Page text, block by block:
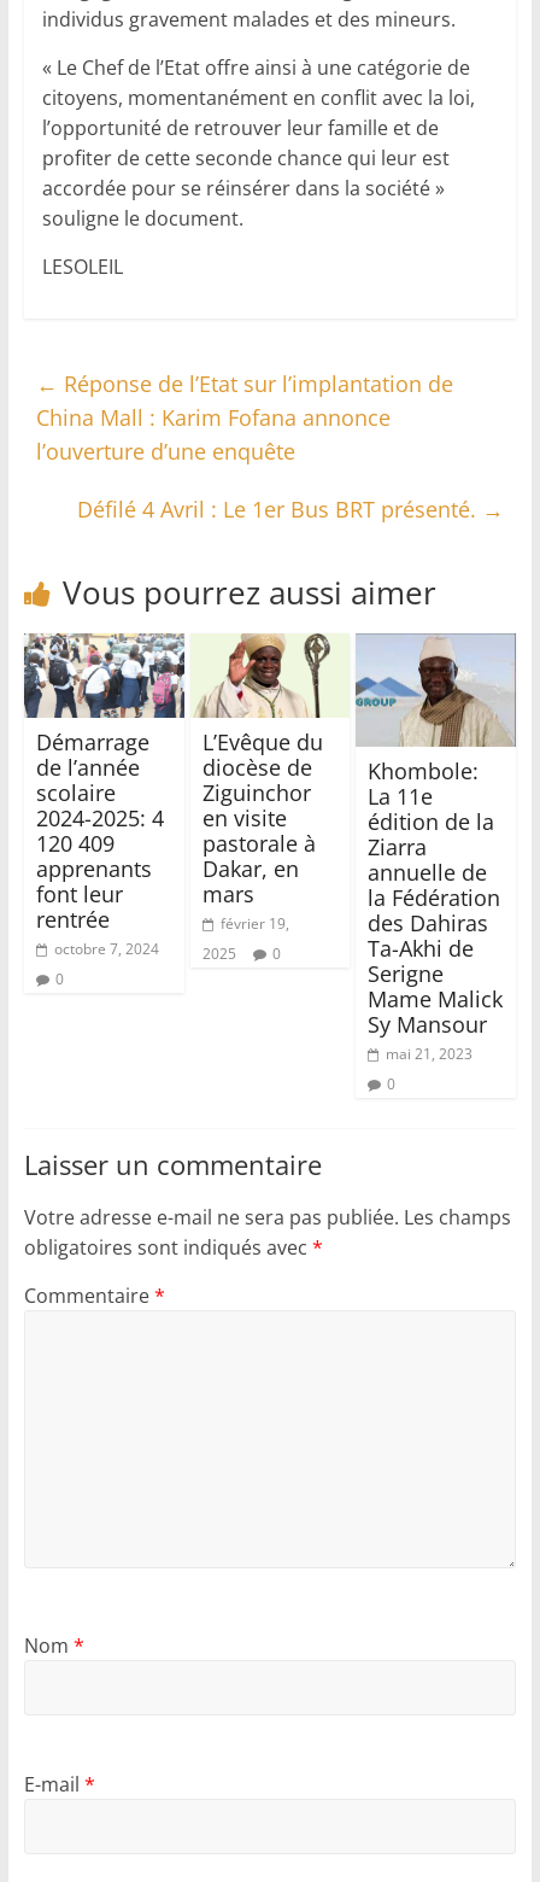
individus gravement malades et des mineurs.
« Le Chef de l’Etat offre ainsi à une catégorie de
citoyens, momentanément en conflit avec la loi,
l’opportunité de retrouver leur famille et de
profiter de cette seconde chance qui leur est
accordée pour se réinsérer dans la société »
souligne le document.
LESOLEIL
← Réponse de l’Etat sur l’implantation de
China Mall : Karim Fofana annonce
l’ouverture d’une enquête
Défilé 4 Avril : Le 1er Bus BRT présenté. →
Vous pourrez aussi aimer
Démarrage
de l’année
scolaire
2024-2025: 4
120 409
apprenants
font leur
rentrée
octobre 7, 2024
0
L’Evêque du
diocèse de
Ziguinchor
en visite
pastorale à
Dakar, en
mars
février 19,
2025
0
Khombole:
La 11e
édition de la
Ziarra
annuelle de
la Fédération
des Dahiras
Ta-Akhi de
Serigne
Mame Malick
Sy Mansour
mai 21, 2023
0
Laisser un commentaire
Votre adresse e-mail ne sera pas publiée. Les champs
obligatoires sont indiqués avec *
Commentaire*
Nom *
E-mail *